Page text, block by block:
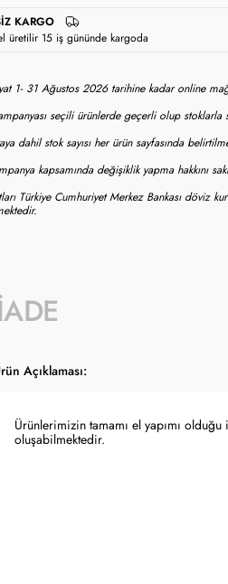
KARGO
üretilir 15 iş gününde kargoda
1- 31 Ağustos 2026 tarihine kadar online
seçili ürünlerde geçerli olup stoklarla
dahil stok sayısı her ürün sayfasında
kapsamında değişiklik yapma hakkını
Türkiye Cumhuriyet Merkez Bankası döviz
Açıklaması:
Ürünlerimizin tamamı el yapımı
oluşabilmektedir.